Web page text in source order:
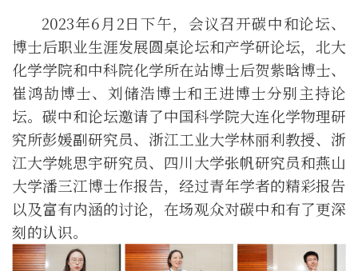
2023年6月 2日下午， 会议召开碳中和论坛、
博士后职业生涯发展圆桌论坛和产学研论坛，北大
化学学院和中科院化学所在站博士后贺紫晗博士、
崔鸿劼博士、刘储浩博士和王进博士分别主持论
坛。碳中和论坛邀请了中国科学院大连化学物理研
究所彭媛副研究员、浙江工业大学林丽利教授、浙
江大学姚思宇研究员、四川大学张帆研究员和燕山
大学潘三江博士作报告，经过青年学者的精彩报告
以及富有内涵的讨论，在场观众对碳中和有了更深
刻的认识。